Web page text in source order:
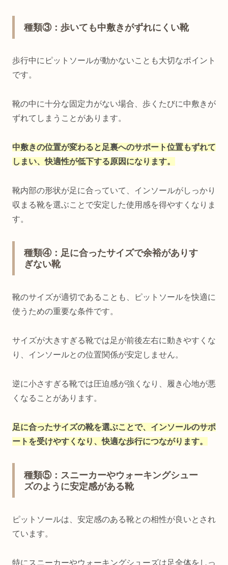
種類③：歩いても中敷きがずれにくい靴
歩行中にピットソールが動かないことも大切なポイント
です。
靴の中に十分な固定力がない場合、歩くたびに中敷きが
ずれてしまうことがあります。
中敷きの位置が変わると足裏へのサポート位置もずれて
しまい、快適性が低下する原因になります。
靴内部の形状が足に合っていて、インソールがしっかり
収まる靴を選ぶことで安定した使用感を得やすくなりま
す。
種類④：足に合ったサイズで余裕がありす
ぎない靴
靴のサイズが適切であることも、ピットソールを快適に
使うための重要な条件です。
サイズが大きすぎる靴では足が前後左右に動きやすくな
り、インソールとの位置関係が安定しません。
逆に小さすぎる靴では圧迫感が強くなり、履き心地が悪
くなることがあります。
足に合ったサイズの靴を選ぶことで、インソールのサポ
ートを受けやすくなり、快適な歩行につながります。
種類⑤：スニーカーやウォーキングシュー
ズのように安定感がある靴
ピットソールは、安定感のある靴との相性が良いとされ
ています。
特にスニーカーやウォーキングシューズは足全体をしっ